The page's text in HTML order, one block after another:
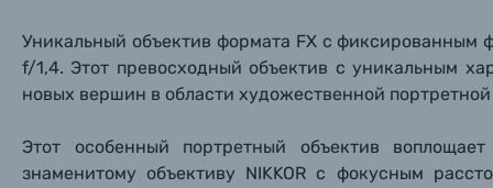
Мы
Имя
Мы
Имя
Видеокамеры
Объективы для фотоаппаратов
Уникальный объектив формата FX с
f/1,4. Этот превосходный объектив с уникальным
новых вершин в области художественной
Этот особенный портретный объектив
знаменитому объективу NIKKOR с фокусным
Мы
Имя